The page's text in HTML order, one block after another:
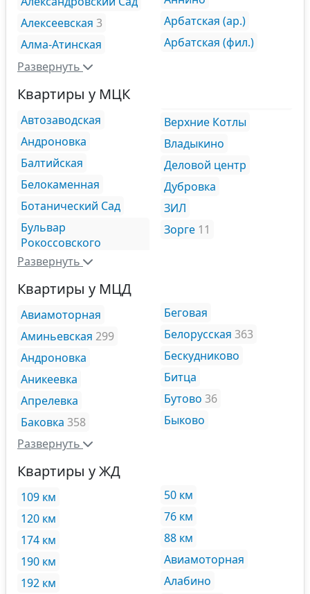
Алексеевская 3
Алма-Атинская
Арбатская (ар.)
Арбатская (фил.)
Развернуть
Квартиры у МЦК
Автозаводская
Андроновка
Балтийская
Белокаменная
Ботанический Сад
Бульвар
Рокоссовского
Верхние Котлы
Владыкино
Деловой центр
Дубровка
ЗИЛ
Зорге 11
Развернуть
Квартиры у МЦД
Авиамоторная
Аминьевская 299
Андроновка
Аникеевка
Апрелевка
Баковка 358
Беговая
Белорусская 363
Бескудниково
Битца
Бутово 36
Быково
Развернуть
Квартиры у ЖД
109 км
120 км
174 км
190 км
192 км
50 км
76 км
88 км
Авиамоторная
Алабино